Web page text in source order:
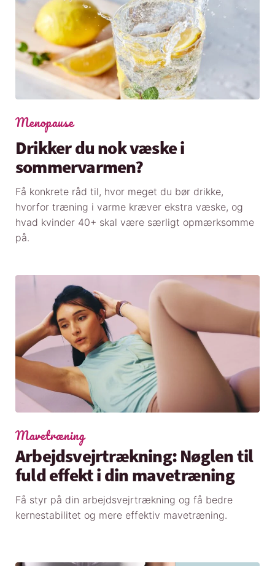
Menopause
Drikker du nok væske i
sommervarmen?
Få konkrete råd til, hvor meget du bør drikke,
hvorfor træning i varme kræver ekstra væske, og
hvad kvinder 40+ skal være særligt opmærksomme
på.
Mavetræning
Arbejdsvejrtrækning: Nøglen til
fuld effekt i din mavetræning
Få styr på din arbejdsvejrtrækning og få bedre
kernestabilitet og mere effektiv mavetræning.